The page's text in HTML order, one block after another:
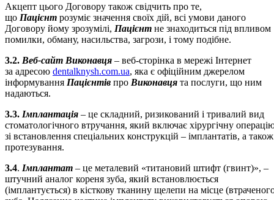
Акцепт цього Договору також свідчить про те,
що Пацієнт розуміє значення своїх дій, всі умови даного
Договору йому зрозумілі, Пацієнт не знаходиться під впливом
помилки, обману, насильства, загрози, і тому подібне.
3.2. Веб-сайт Виконавця – веб-сторінка в мережі Інтернет
за адресою dentalknysh.com.ua, яка є офіційним джерелом
інформування Пацієнтів про Виконавця та послуги, що ним
надаються.
3.3. Імплантація – це складний, ризикований і тривалий вид
стоматологічного втручання, який включає хірургічну
зі встановлення спеціальних конструкцій – імплантатів, а також
протезування.
3.4. Імплантат – це металевий «титановий штифт (гвинт)», –
штучний аналог кореня зуба, який встановлюється
(імплантується) в кісткову тканину щелепи на місце